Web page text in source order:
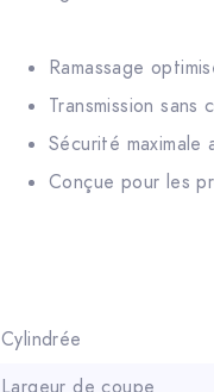
Ramassage
Transmission
Sécurité
Conçue pour les
Cylindrée